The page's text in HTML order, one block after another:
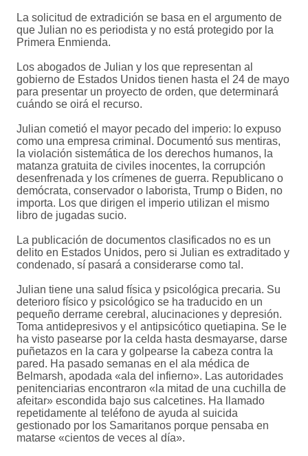
La solicitud de extradición se basa en el argumento de
que Julian no es periodista y no está protegido por la
Primera Enmienda.
Los abogados de Julian y los que representan al
gobierno de Estados Unidos tienen hasta el 24 de mayo
para presentar un proyecto de orden, que determinará
cuándo se oirá el recurso.
Julian cometió el mayor pecado del imperio: lo expuso
como una empresa criminal. Documentó sus mentiras,
la violación sistemática de los derechos humanos, la
matanza gratuita de civiles inocentes, la corrupción
desenfrenada y los crímenes de guerra. Republicano o
demócrata, conservador o laborista, Trump o Biden, no
importa. Los que dirigen el imperio utilizan el mismo
libro de jugadas sucio.
La publicación de documentos clasificados no es un
delito en Estados Unidos, pero si Julian es extraditado y
condenado, sí pasará a considerarse como tal.
Julian tiene una salud física y psicológica precaria. Su
deterioro físico y psicológico se ha traducido en un
pequeño derrame cerebral, alucinaciones y depresión.
Toma antidepresivos y el antipsicótico quetiapina. Se le
ha visto pasearse por la celda hasta desmayarse, darse
puñetazos en la cara y golpearse la cabeza contra la
pared. Ha pasado semanas en el ala médica de
Belmarsh, apodada «ala del infierno». Las autoridades
penitenciarias encontraron «la mitad de una cuchilla de
afeitar» escondida bajo sus calcetines. Ha llamado
repetidamente al teléfono de ayuda al suicida
gestionado por los Samaritanos porque pensaba en
matarse «cientos de veces al día».